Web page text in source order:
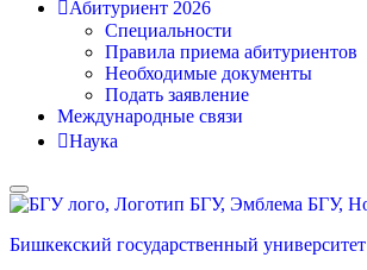
Абитуриент 2026
Специальности
Правила приема абитуриентов
Необходимые документы
Подать заявление
Международные связи
Наука
Бишкекский государственный университет